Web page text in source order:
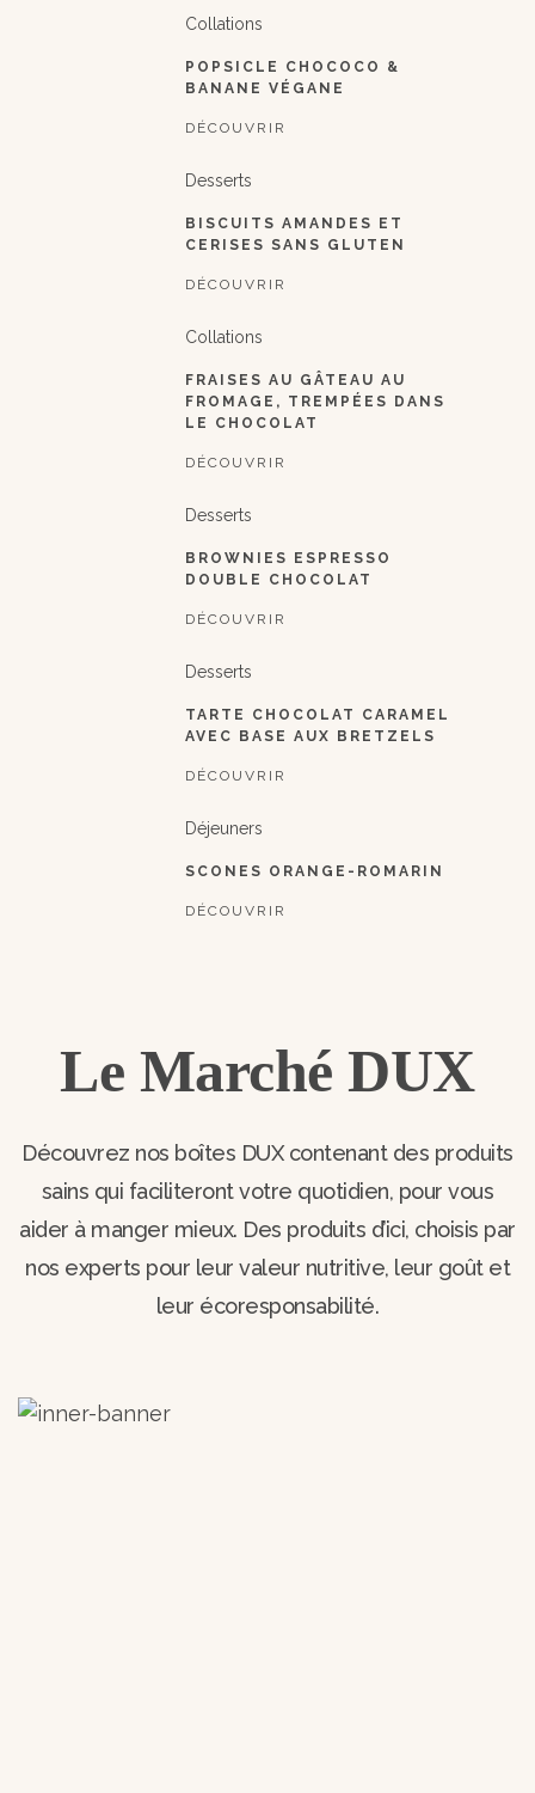
Collations
POPSICLE CHOCOCO &
BANANE VÉGANE
DÉCOUVRIR
Desserts
BISCUITS AMANDES ET
CERISES SANS GLUTEN
DÉCOUVRIR
Collations
FRAISES AU GÂTEAU AU
FROMAGE, TREMPÉES DANS
LE CHOCOLAT
DÉCOUVRIR
Desserts
BROWNIES ESPRESSO
DOUBLE CHOCOLAT
DÉCOUVRIR
Desserts
TARTE CHOCOLAT CARAMEL
AVEC BASE AUX BRETZELS
DÉCOUVRIR
Déjeuners
SCONES ORANGE-ROMARIN
DÉCOUVRIR
Le Marché DUX
Découvrez nos boîtes DUX contenant des produits
sains qui faciliteront votre quotidien, pour vous
aider à manger mieux. Des produits d’ici, choisis par
nos experts pour leur valeur nutritive, leur goût et
leur écoresponsabilité.